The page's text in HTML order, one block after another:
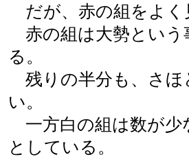
だが、赤の組をよく
赤の組は大勢という
る。
残りの半分も、さほ
い。
一方白の組は数が少
としている。